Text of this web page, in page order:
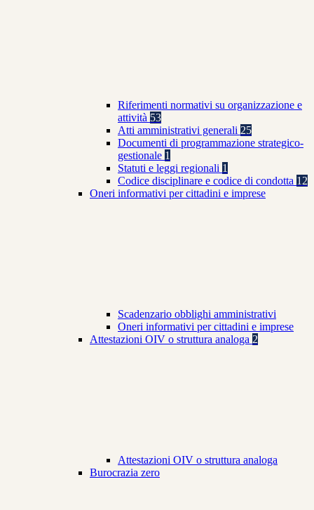
Riferimenti normativi su organizzazione e
attività 53
Atti amministrativi generali 25
Documenti di programmazione strategico-
gestionale 1
Statuti e leggi regionali 1
Codice disciplinare e codice di condotta 12
Oneri informativi per cittadini e imprese
Scadenzario obblighi amministrativi
Oneri informativi per cittadini e imprese
Attestazioni OIV o struttura analoga 2
Attestazioni OIV o struttura analoga
Burocrazia zero